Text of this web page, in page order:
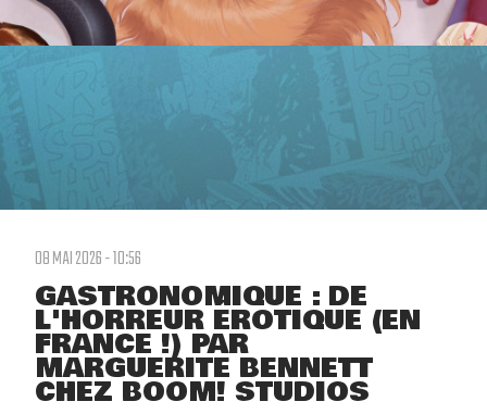
08 MAI 2026 - 10:56
GASTRONOMIQUE : DE
L'HORREUR ÉROTIQUE (EN
FRANCE !) PAR
MARGUERITE BENNETT
CHEZ BOOM! STUDIOS